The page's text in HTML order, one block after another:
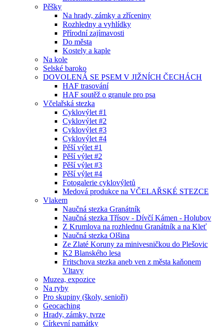
Pěšky
Na hrady, zámky a zříceniny
Rozhledny a vyhlídky
Přírodní zajímavosti
Do města
Kostely a kaple
Na kole
Selské baroko
DOVOLENÁ SE PSEM V JIŽNÍCH ČECHÁCH
HAF trasování
HAF soutěž o granule pro psa
Včelařská stezka
Cyklovýlet #1
Cyklovýlet #2
Cyklovýlet #3
Cyklovýlet #4
Pěší výlet #1
Pěší výlet #2
Pěší výlet #3
Pěší výlet #4
Fotogalerie cyklovýletů
Medová produkce na VČELAŘSKÉ STEZCE
Vlakem
Naučná stezka Granátník
Naučná stezka Třísov - Dívčí Kámen - Holubov
Z Krumlova na rozhlednu Granátník a na Kleť
Naučná stezka Olšina
Ze Zlaté Koruny za minivesničkou do Plešovic
K2 Blanského lesa
Fritschova stezka aneb ven z města kaňonem
Vltavy
Muzea, expozice
Na ryby
Pro skupiny (školy, senioři)
Geocaching
Hrady, zámky, tvrze
Církevní památky